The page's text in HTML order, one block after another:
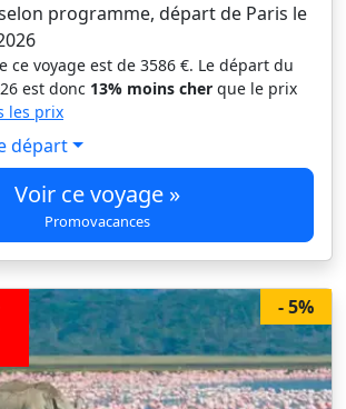
programme, départ de Paris le
ce voyage est de 3586 €. Le départ du
est donc 13% moins cher que le prix
les prix
départ
Voir ce voyage »
Promovacances
- 5%